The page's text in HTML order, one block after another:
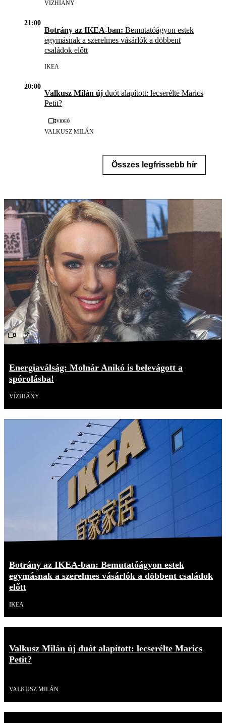
VÍZHIÁNY
21:00
Botrány az IKEA-ban: Bemutatóágyon estek
egymásnak a szerelmes vásárlók a döbbent
családok előtt
IKEA
20:00
Valkusz Milán új duót alapított: lecserélte Marics
Petit?
Videó
VALKUSZ MILÁN
Összes legfrissebb hír
Videó
Energiaválság: Molnár Anikó is belevágott a
spórolásba!
VÍZHIÁNY
Botrány az IKEA-ban: Bemutatóágyon estek
egymásnak a szerelmes vásárlók a döbbent családok
előtt
IKEA
Valkusz Milán új duót alapított: lecserélte Marics
Petit?
VALKUSZ MILÁN